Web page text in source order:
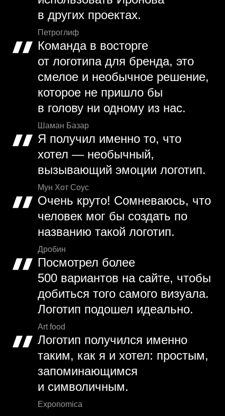
в других проектах.
Петроглиф
Команда в восторге
от логотипа для бренда, это
смелое и необычное решение,
которое не пришло бы
в голову ни одному из нас.
Шаман Базар
Я получил именно то, что
хотел — необычный,
вызывающий эмоции логотип.
Мун Хот Соус
Очень круто! Сомневаюсь, что
человек мог бы создать по
названию такой логотип.
Дробин
Посмотрел более
500 вариантов на сайте, чтобы
добиться того самого визуала.
Логотип подошел идеально.
Art food
Логотип получился именно
таким, как я и хотел: простым,
запоминающимся
и символичным.
Exponomica